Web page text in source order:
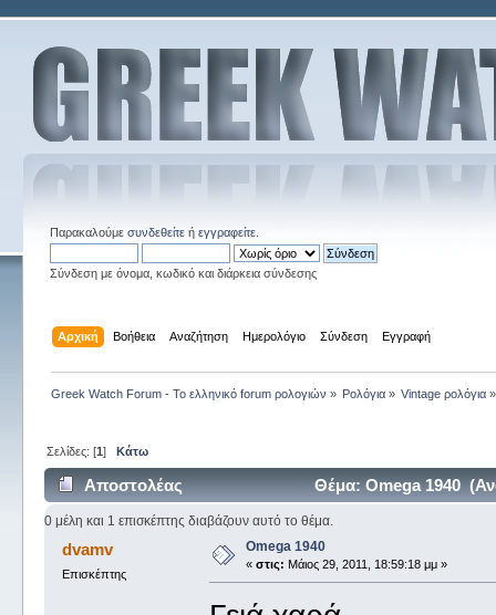
Παρακαλούμε συνδεθείτεή εγγραφείτε.
Σύνδεση με όνομα, κωδικό και διάρκεια σύνδεσης
Αρχική Βοήθεια Αναζήτηση Ημερολόγιο Σύνδεση Εγγραφή
Greek Watch Forum - Το ελληνικό forum ρολογιών » Ρολόγια » Vintage ρολόγια »
Σελίδες: [1] Κάτω
Αποστολέας Θέμα: Omega 1940
0 μέλη και 1 επισκέπτης διαβάζουν αυτό το θέμα.
dvamv
Επισκέπτης
Omega 1940
« στις: Μάιος 29, 2011, 18:59:18 μμ »